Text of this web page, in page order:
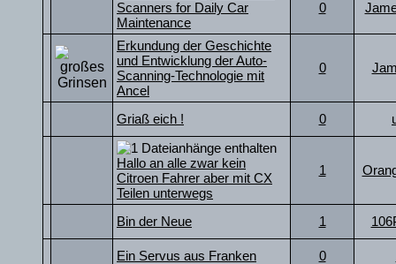
Scanners for Daily Car
Maintenance
0
Erkundung der Geschichte
und Entwicklung der Auto-
Scanning-Technologie mit
Ancel
0
Griaß eich ! 0
Hallo an alle zwar kein
Citroen Fahrer aber mit CX
Teilen unterwegs
1
Bin der Neue 1
Ein Servus aus Franken 0